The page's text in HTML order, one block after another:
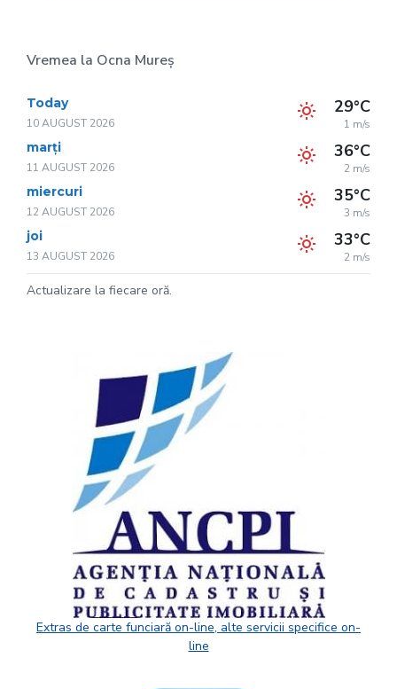
Vremea la Ocna Mureș
Today
10 AUGUST 2026
29°C
1 m/s
marți
11 AUGUST 2026
36°C
2 m/s
miercuri
12 AUGUST 2026
35°C
3 m/s
joi
13 AUGUST 2026
33°C
2 m/s
Actualizare la fiecare oră.
Extras de carte funciară on-line, alte servicii specifice on-
line